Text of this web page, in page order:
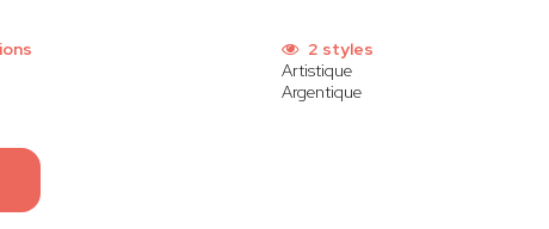
2 styles
Artistique
Argentique